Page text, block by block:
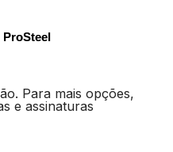
Para mais opções,
e assinaturas